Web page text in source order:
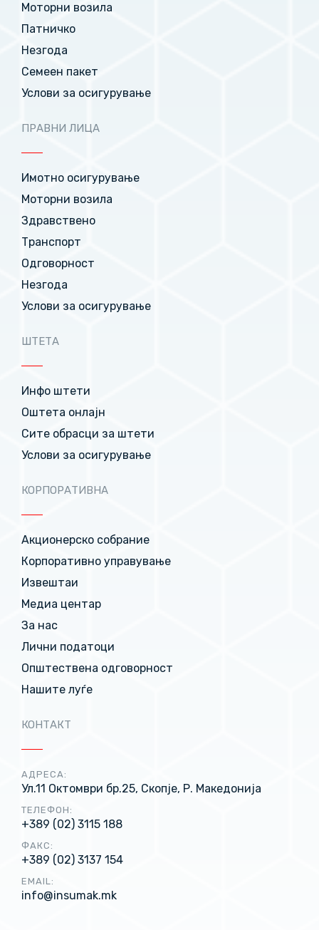
Моторни возила
Патничко
Незгода
Семеен пакет
Услови за осигурување
ПРАВНИ ЛИЦА
Имотно осигурување
Моторни возила
Здравствено
Транспорт
Одговорност
Незгода
Услови за осигурување
ШТЕТА
Инфо штети
Оштета онлајн
Сите обрасци за штети
Услови за осигурување
КОРПОРАТИВНА
Акционерско собрание
Корпоративно управување
Извештаи
Медиа центар
За нас
Лични податоци
Општествена одговорност
Нашите луѓе
КОНТАКТ
АДРЕСА:
Ул.11 Октомври бр.25, Скопје, Р. Македонија
ТЕЛЕФОН:
+389 (02) 3115 188
ФАКС:
+389 (02) 3137 154
EMAIL:
info@insumak.mk